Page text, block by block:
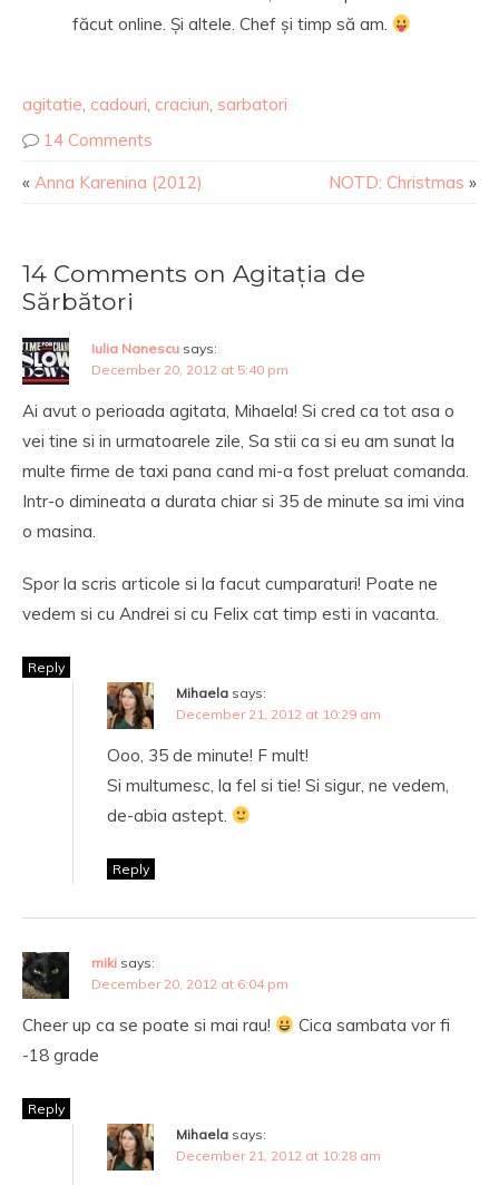
făcut online. Și altele. Chef și timp să am.
agitatie, cadouri, craciun, sarbatori
14 Comments
« Anna Karenina (2012) NOTD: Christmas »
14 Comments on Agitația de
Sărbători
Iulia Nanescu says:
December 20, 2012 at 5:40 pm
Ai avut o perioada agitata, Mihaela! Si cred ca tot asa o
vei tine si in urmatoarele zile, Sa stii ca si eu am sunat la
multe firme de taxi pana cand mi-a fost preluat comanda.
Intr-o dimineata a durata chiar si 35 de minute sa imi vina
o masina.
Spor la scris articole si la facut cumparaturi! Poate ne
vedem si cu Andrei si cu Felix cat timp esti in vacanta.
Reply
Mihaela says:
December 21, 2012 at 10:29 am
Ooo, 35 de minute! F mult!
Si multumesc, la fel si tie! Si sigur, ne vedem,
de-abia astept.
Reply
miki says:
December 20, 2012 at 6:04 pm
Cheer up ca se poate si mai rau!
Cica sambata vor fi
-18 grade
Reply
Mihaela says:
December 21, 2012 at 10:28 am